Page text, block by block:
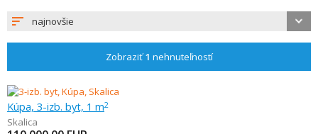
najnovšie
Zobraziť1 nehnuteľností
Kúpa, 3-izb. byt, 1 m2
Skalica